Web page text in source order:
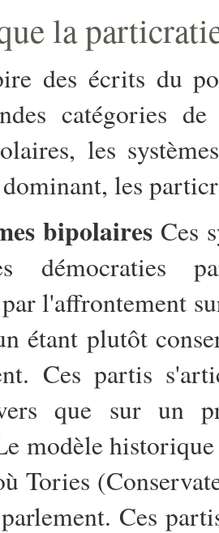
la
des écrits du
catégories
les
les
bipolairesCes
démocraties
l'affrontement
étant plutôt
Ces partis
que sur un
modèle
Tories
Ces